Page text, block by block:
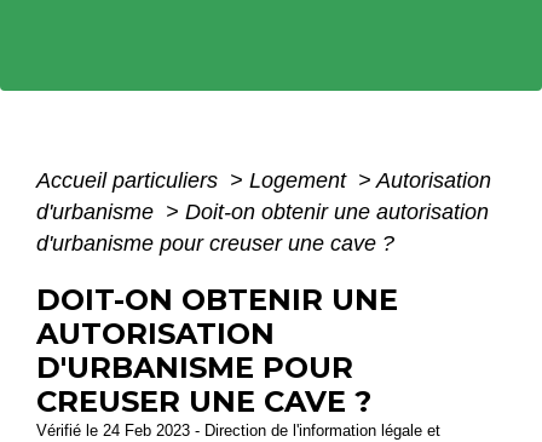
Accueil particuliers > Logement > Autorisation
d'urbanisme > Doit-on obtenir une autorisation
d'urbanisme pour creuser une cave ?
DOIT-ON OBTENIR UNE
AUTORISATION
D'URBANISME POUR
CREUSER UNE CAVE ?
Vérifié le 24 Feb 2023 - Direction de l'information légale et